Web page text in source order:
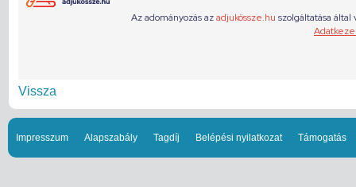
Vissza
Impresszum Alapszabály Tagdíj Belépési nyilatkozat Támogatás